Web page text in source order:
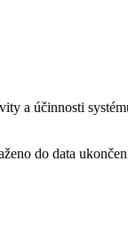
a účinnosti
do data